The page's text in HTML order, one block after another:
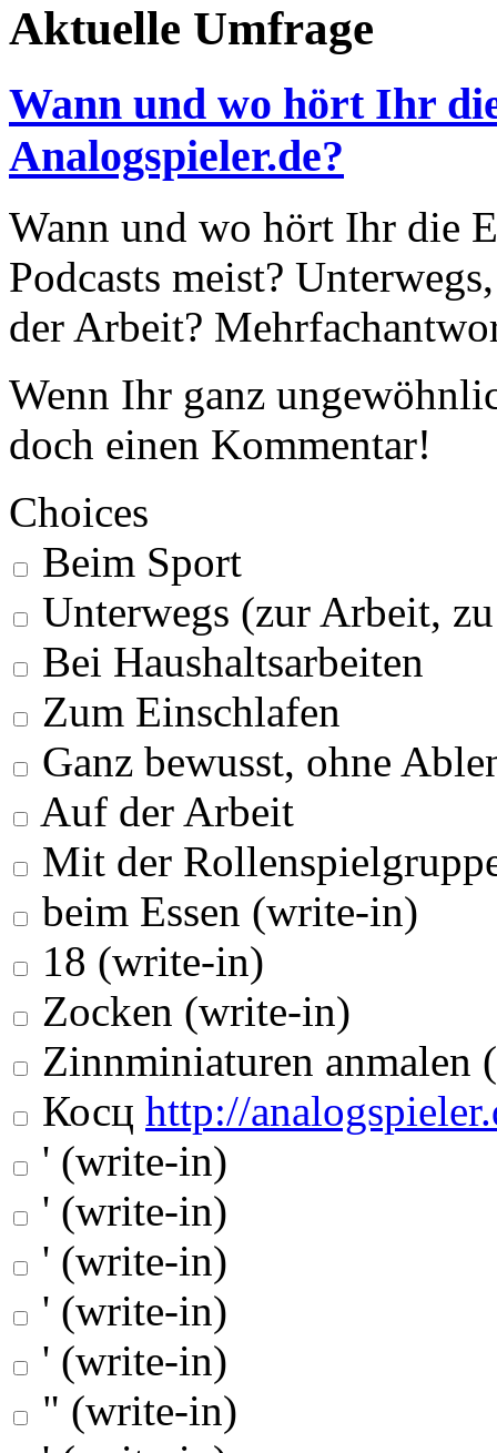
Aktuelle Umfrage
Wann und wo hört Ihr
Analogspieler.de?
Wann und wo hört Ihr die
Podcasts meist?
der Arbeit?
Wenn Ihr ganz
doch einen Kommentar!
Choices
Beim Sport
Unterwegs (zur Arbeit,
Bei Haushaltsarbeiten
Zum Einschlafen
Ganz bewusst, ohne
Auf der Arbeit
Mit der
beim Essen (write-in)
18 (write-in)
Zocken (write-in)
Zinnminiaturen anmalen
Косц http://
' (write-in)
' (write-in)
' (write-in)
' (write-in)
' (write-in)
" (write-in)